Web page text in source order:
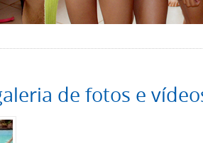
de fotos e